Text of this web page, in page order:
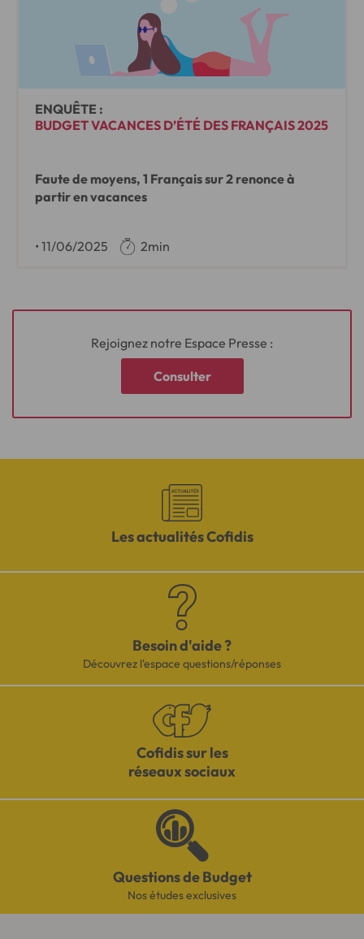
ENQUÊTE :
BUDGET VACANCES D’ÉTÉ DES FRANÇAIS 2025
Faute de moyens, 1 Français sur 2 renonce à
partir en vacances
• 11/06/2025 2min
Rejoignez notre Espace Presse :
Consulter
Les actualités Cofidis
Besoin d'aide ?
Découvrez l'espace questions/réponses
Cofidis sur les
réseaux sociaux
Questions de Budget
Nos études exclusives